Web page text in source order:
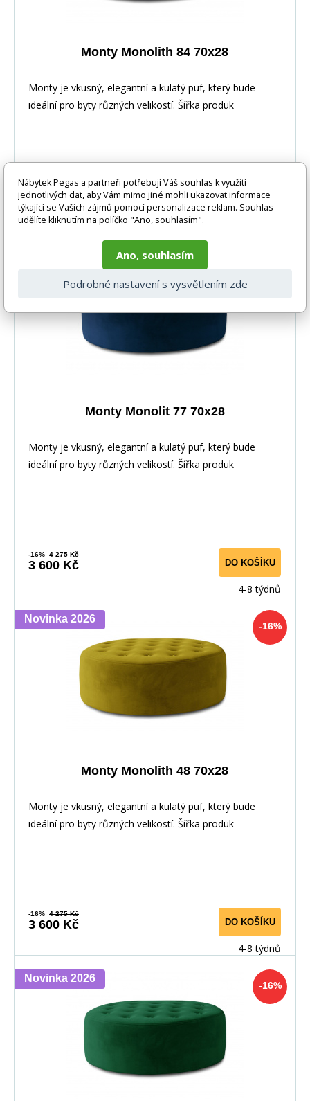
Monty Monolith 84 70x28
Monty je vkusný, elegantní a kulatý puf, který bude
ideální pro byty různých velikostí. Šířka produk
-16%4 275 Kč
3 600 Kč DO KOŠÍKU
Monty Monolit 77 70x28
Monty je vkusný, elegantní a kulatý puf, který bude
ideální pro byty různých velikostí. Šířka produk
-16% 4 275 Kč
3 600 Kč DO KOŠÍKU
4-8 týdnů
-16%
Novinka 2026
Monty Monolith 48 70x28
Monty je vkusný, elegantní a kulatý puf, který bude
ideální pro byty různých velikostí. Šířka produk
-16% 4 275 Kč
3 600 Kč DO KOŠÍKU
4-8 týdnů
-16%
Novinka 2026
Nábytek Pegas a partneři potřebují Váš souhlas k využití
jednotlivých dat, aby Vám mimo jiné mohli ukazovat informace
týkající se Vašich zájmů pomocí personalizace reklam. Souhlas
udělíte kliknutím na políčko "Ano, souhlasím".
Ano, souhlasím
Podrobné nastavení s vysvětlením zde